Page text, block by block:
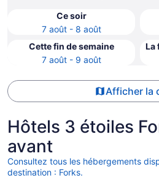
Ce soir
7 août - 8 août
Cette fin de semaine
7 août - 9 août
La
Afficher la
Hôtels 3 étoiles
avant
Consultez tous les hébergements
destination : Forks.